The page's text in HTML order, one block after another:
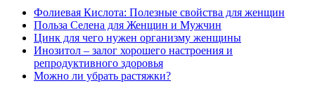
Фолиевая Кислота: Полезные свойства для женщин
Польза Селена для Женщин и Мужчин
Цинк для чего нужен организму женщины
Инозитол – залог хорошего настроения и
репродуктивного здоровья
Можно ли убрать растяжки?